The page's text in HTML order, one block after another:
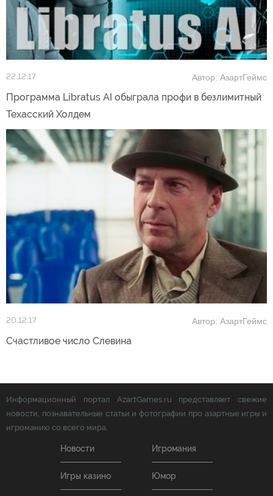
22.12.17 Автор: АзартГеймс
Программа Libratus AI обыграла профи в безлимитный
Техасский Холдем
20.12.17 Автор: АзартГеймс
Счастливое число Слевина
Информационный портал AzartGames.ru представляет свежие
новости, познавательные статьи и фотографии про азартные игры и
игроманию со всего мира.
Новости Игромания
Игры казино Юмор